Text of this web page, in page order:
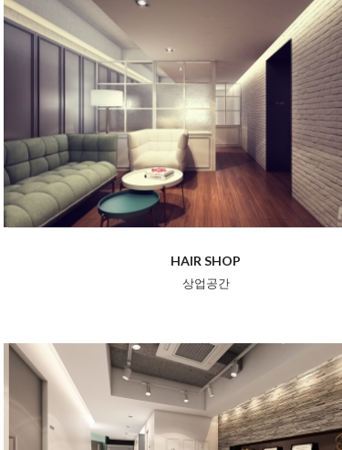
HAIR SHOP
상업공간